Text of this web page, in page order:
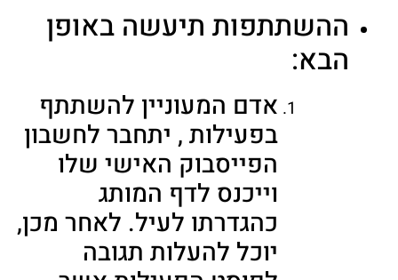
ההשתתפות תיעשה באופן
הבא:
אדם המעוניין להשתתף
בפעילות , יתחבר לחשבון
הפייסבוק האישי שלו
וייכנס לדף המותג
כהגדרתו לעיל. לאחר מכן,
יוכל להעלות תגובה